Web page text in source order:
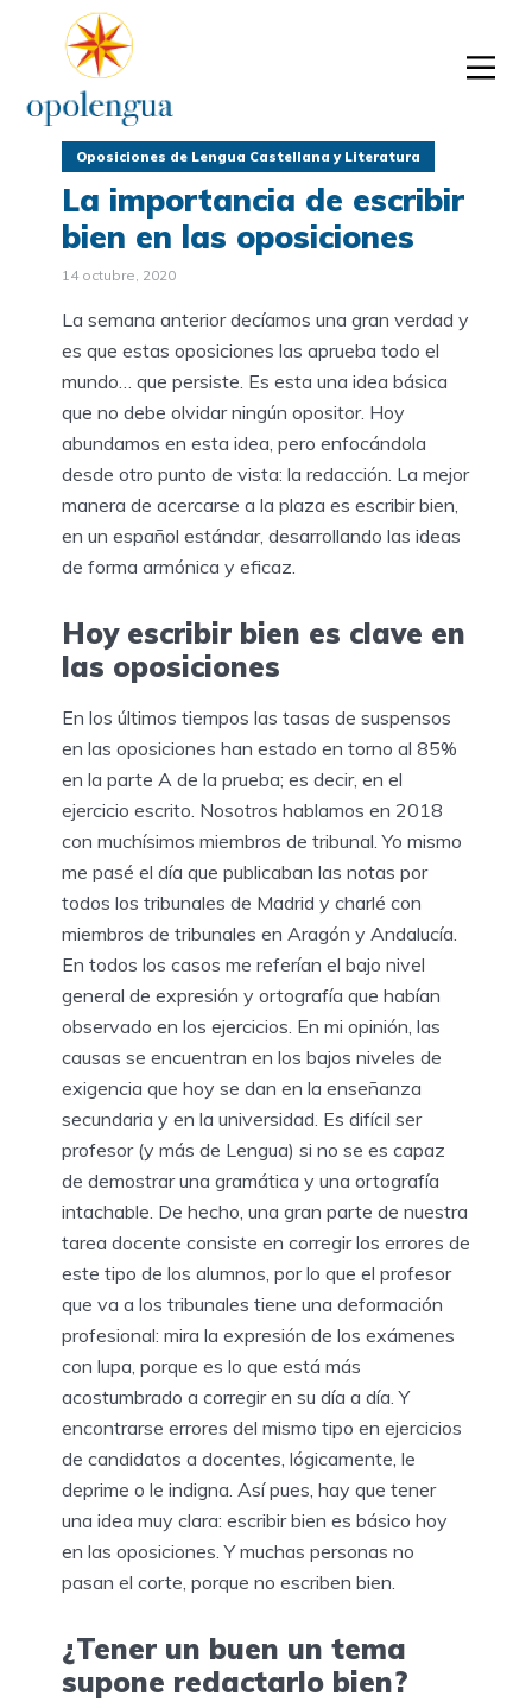
Oposiciones de Lengua Castellana y Literatura
La importancia de escribir
bien en las oposiciones
14 octubre, 2020
La semana anterior decíamos una gran verdad y
es que estas oposiciones las aprueba todo el
mundo… que persiste. Es esta una idea básica
que no debe olvidar ningún opositor. Hoy
abundamos en esta idea, pero enfocándola
desde otro punto de vista: la redacción. La mejor
manera de acercarse a la plaza es escribir bien,
en un español estándar, desarrollando las ideas
de forma armónica y eficaz.
Hoy escribir bien es clave en
las oposiciones
En los últimos tiempos las tasas de suspensos
en las oposiciones han estado en torno al 85%
en la parte A de la prueba; es decir, en el
ejercicio escrito. Nosotros hablamos en 2018
con muchísimos miembros de tribunal. Yo mismo
me pasé el día que publicaban las notas por
todos los tribunales de Madrid y charlé con
miembros de tribunales en Aragón y Andalucía.
En todos los casos me referían el bajo nivel
general de expresión y ortografía que habían
observado en los ejercicios. En mi opinión, las
causas se encuentran en los bajos niveles de
exigencia que hoy se dan en la enseñanza
secundaria y en la universidad. Es difícil ser
profesor (y más de Lengua) si no se es capaz
de demostrar una gramática y una ortografía
intachable. De hecho, una gran parte de nuestra
tarea docente consiste en corregir los errores de
este tipo de los alumnos, por lo que el profesor
que va a los tribunales tiene una deformación
profesional: mira la expresión de los exámenes
con lupa, porque es lo que está más
acostumbrado a corregir en su día a día. Y
encontrarse errores del mismo tipo en ejercicios
de candidatos a docentes, lógicamente, le
deprime o le indigna. Así pues, hay que tener
una idea muy clara: escribir bien es básico hoy
en las oposiciones. Y muchas personas no
pasan el corte, porque no escriben bien.
¿Tener un buen un tema
supone redactarlo bien?